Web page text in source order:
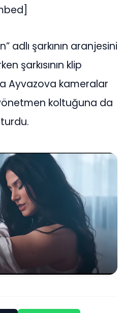
adlı şarkının aranjesini
şarkısının klip
Ayvazova kameralar
koltuğuna da